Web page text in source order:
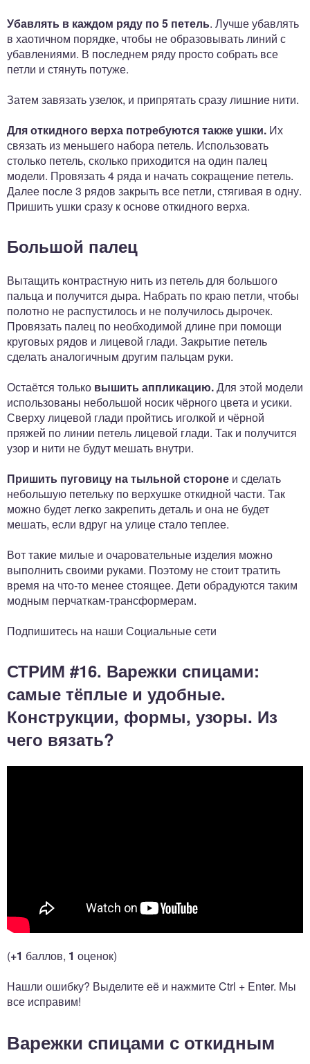
Убавлять в каждом ряду по 5 петель. Лучше убавлять
в хаотичном порядке, чтобы не образовывать линий с
убавлениями. В последнем ряду просто собрать все
петли и стянуть потуже.
Затем завязать узелок, и припрятать сразу лишние нити.
Для откидного верха потребуются также ушки. Их
связать из меньшего набора петель. Использовать
столько петель, сколько приходится на один палец
модели. Провязать 4 ряда и начать сокращение петель.
Далее после 3 рядов закрыть все петли, стягивая в одну.
Пришить ушки сразу к основе откидного верха.
Большой палец
Вытащить контрастную нить из петель для большого
пальца и получится дыра. Набрать по краю петли, чтобы
полотно не распустилось и не получилось дырочек.
Провязать палец по необходимой длине при помощи
круговых рядов и лицевой глади. Закрытие петель
сделать аналогичным другим пальцам руки.
Остаётся только вышить аппликацию.Для этой модели
использованы небольшой носик чёрного цвета и усики.
Сверху лицевой глади пройтись иголкой и чёрной
пряжей по линии петель лицевой глади. Так и получится
узор и нити не будут мешать внутри.
Пришить пуговицу на тыльной стороне и сделать
небольшую петельку по верхушке откидной части. Так
можно будет легко закрепить деталь и она не будет
мешать, если вдруг на улице стало теплее.
Вот такие милые и очаровательные изделия можно
выполнить своими руками. Поэтому не стоит тратить
время на что-то менее стоящее. Дети обрадуются таким
модным перчаткам-трансформерам.
Подпишитесь на наши Социальные сети
СТРИМ #16. Варежки спицами:
самые тёплые и удобные.
Конструкции, формы, узоры. Из
чего вязать?
(+1 баллов, 1 оценок)
Нашли ошибку? Выделите её и нажмите Ctrl + Enter. Мы
все исправим!
Варежки спицами с откидным